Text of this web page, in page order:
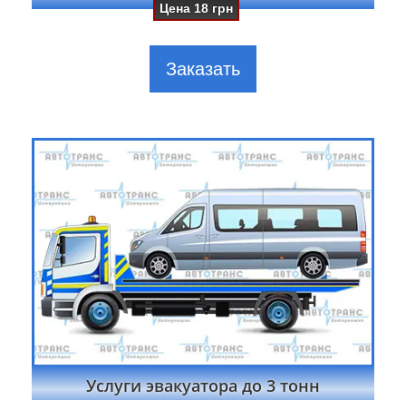
Цена18 грн
Заказать
Услуги эвакуатора до 3 тонн